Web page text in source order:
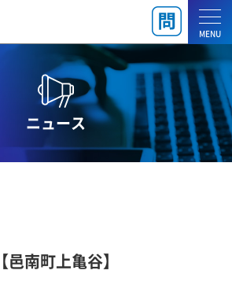
MENU
ニュース
南町上亀谷】